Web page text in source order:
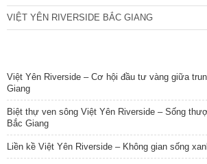
VIỆT YÊN RIVERSIDE BẮC GIANG
Việt Yên Riverside – Cơ hội đầu tư vàng giữa
Giang
Biệt thự ven sông Việt Yên Riverside – Sống
Bắc Giang
Liền kề Việt Yên Riverside – Không gian sống